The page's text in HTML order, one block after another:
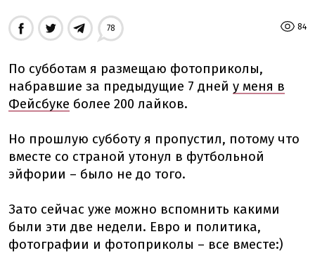
84
78
По субботам я размещаю фотоприколы,
набравшие за предыдущие 7 дней у меня в
Фейсбуке более 200 лайков.
Но прошлую субботу я пропустил, потому что
вместе со страной утонул в футбольной
эйфории – было не до того.
Зато сейчас уже можно вспомнить какими
были эти две недели. Евро и политика,
фотографии и фотоприколы – все вместе:)